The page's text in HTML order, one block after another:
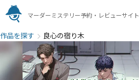
マーダーミステリー予約・レビューサイト
作品を探す 良心の宿り木